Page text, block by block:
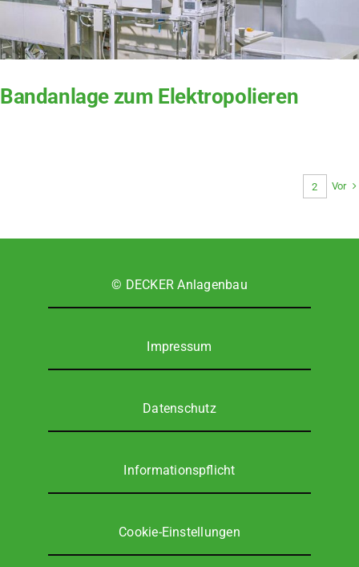
Bandanlage zum Elektropolieren
2 Vor
© DECKER Anla­gen­bau
Impres­sum
Daten­schutz
Infor­ma­ti­ons­pflicht
Coo­kie-Ein­stel­lun­gen